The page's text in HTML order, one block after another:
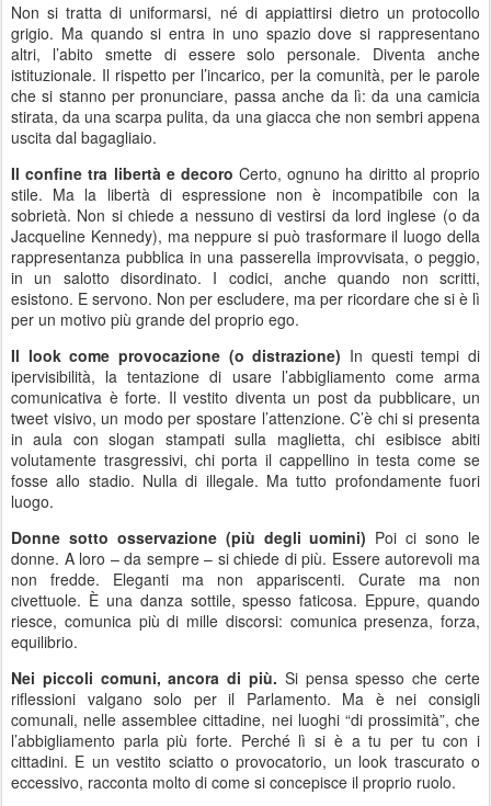
Non si tratta di uniformarsi, né di appiattirsi dietro un protocollo
grigio. Ma quando si entra in uno spazio dove si rappresentano
altri, l’abito smette di essere solo personale. Diventa anche
istituzionale. Il rispetto per l’incarico, per la comunità, per le parole
che si stanno per pronunciare, passa anche da lì: da una camicia
stirata, da una scarpa pulita, da una giacca che non sembri appena
uscita dal bagagliaio.
Il confine tra libertà e decoro Certo, ognuno ha diritto al proprio
stile. Ma la libertà di espressione non è incompatibile con la
sobrietà. Non si chiede a nessuno di vestirsi da lord inglese (o da
Jacqueline Kennedy), ma neppure si può trasformare il luogo della
rappresentanza pubblica in una passerella improvvisata, o peggio,
in un salotto disordinato. I codici, anche quando non scritti,
esistono. E servono. Non per escludere, ma per ricordare che si è lì
per un motivo più grande del proprio ego.
Il look come provocazione (o distrazione) In questi tempi di
ipervisibilità, la tentazione di usare l’abbigliamento come arma
comunicativa è forte. Il vestito diventa un post da pubblicare, un
tweet visivo, un modo per spostare l’attenzione. C’è chi si presenta
in aula con slogan stampati sulla maglietta, chi esibisce abiti
volutamente trasgressivi, chi porta il cappellino in testa come se
fosse allo stadio. Nulla di illegale. Ma tutto profondamente fuori
luogo.
Donne sotto osservazione (più degli uomini) Poi ci sono le
donne. A loro – da sempre – si chiede di più. Essere autorevoli ma
non fredde. Eleganti ma non appariscenti. Curate ma non
civettuole. È una danza sottile, spesso faticosa. Eppure, quando
riesce, comunica più di mille discorsi: comunica presenza, forza,
equilibrio.
Nei piccoli comuni, ancora di più. Si pensa spesso che certe
riflessioni valgano solo per il Parlamento. Ma è nei consigli
comunali, nelle assemblee cittadine, nei luoghi “di prossimità”, che
l’abbigliamento parla più forte. Perché lì si è a tu per tu con i
cittadini. E un vestito sciatto o provocatorio, un look trascurato o
eccessivo, racconta molto di come si concepisce il proprio ruolo.